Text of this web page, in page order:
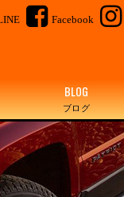
Facebook
BLOG
ブログ